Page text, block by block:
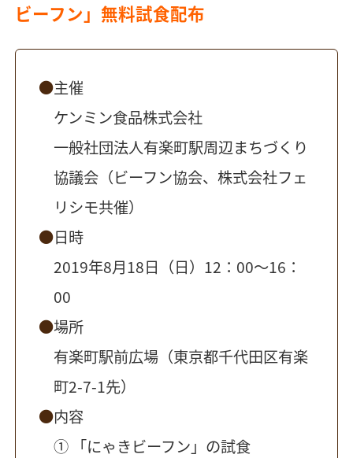
ビーフン」無料試食配布
主催
ケンミン食品株式会社
一般社団法人有楽町駅周辺まちづくり
協議会（ビーフン協会、株式会社フェ
リシモ共催）
日時
2019年8月18日（日）12：00〜16：
00
場所
有楽町駅前広場（東京都千代田区有楽
町2-7-1先）
内容
① 「にゃきビーフン」の試食